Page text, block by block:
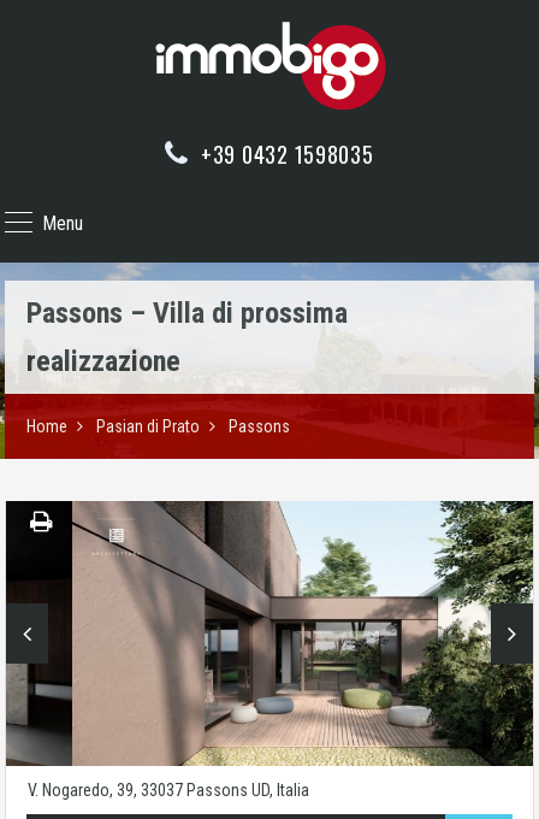
+39 0432 1598035
Menu
Passons – Villa di prossima
realizzazione
Home Pasian di Prato Passons
V. Nogaredo, 39, 33037 Passons UD, Italia